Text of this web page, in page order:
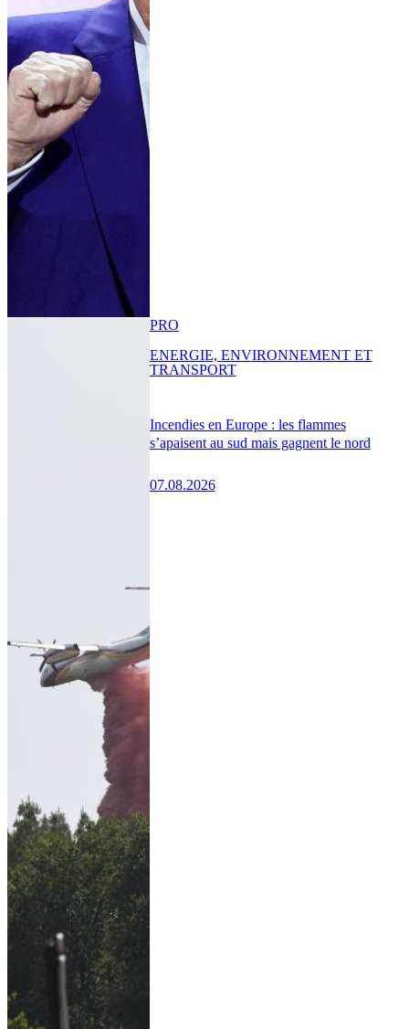
Incendies en Europe : les flammes
s’apaisent au sud mais gagnent le nord
07.08.2026
PRO
ENERGIE, ENVIRONNEMENT ET
TRANSPORT